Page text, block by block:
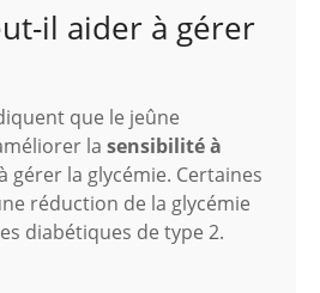
il aider à gérer
que le jeûne
la sensibilité à
gérer la glycémie. Certaines
réduction de la glycémie
diabétiques de type 2.